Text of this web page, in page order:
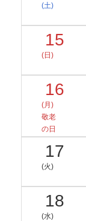
(土)
15
(日)
16
(月)
敬老
の日
17
(火)
18
(水)